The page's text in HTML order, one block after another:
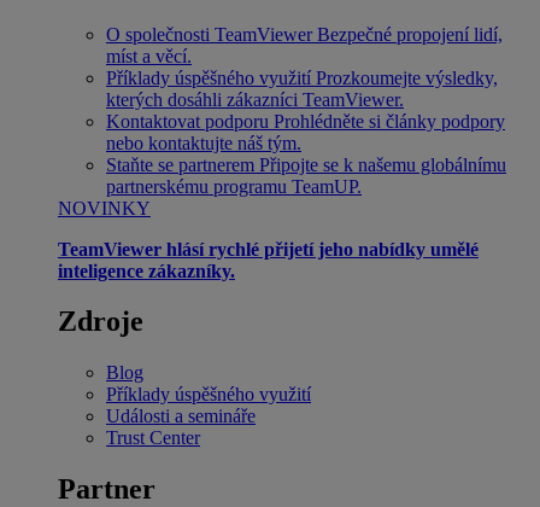
O společnosti TeamViewer Bezpečné propojení lidí,
míst a věcí.
Příklady úspěšného využití Prozkoumejte výsledky,
kterých dosáhli zákazníci TeamViewer.
Kontaktovat podporu Prohlédněte si články podpory
nebo kontaktujte náš tým.
Staňte se partnerem Připojte se k našemu globálnímu
partnerskému programu TeamUP.
NOVINKY
TeamViewer hlásí rychlé přijetí jeho nabídky umělé
inteligence zákazníky.
Zdroje
Blog
Příklady úspěšného využití
Události a semináře
Trust Center
Partner